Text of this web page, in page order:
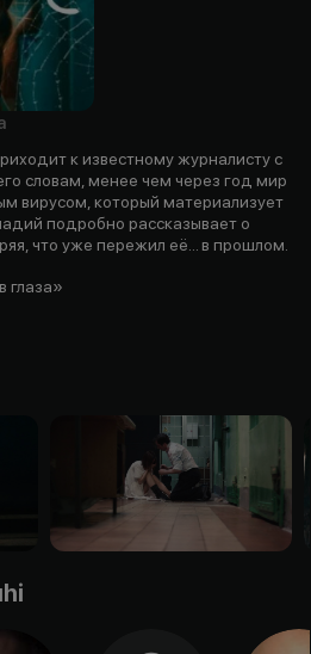
к известному журналисту с
словам, менее чем через год мир
вирусом, который материализует
подробно рассказывает о
что уже пережил её... в прошлом.
глаза»